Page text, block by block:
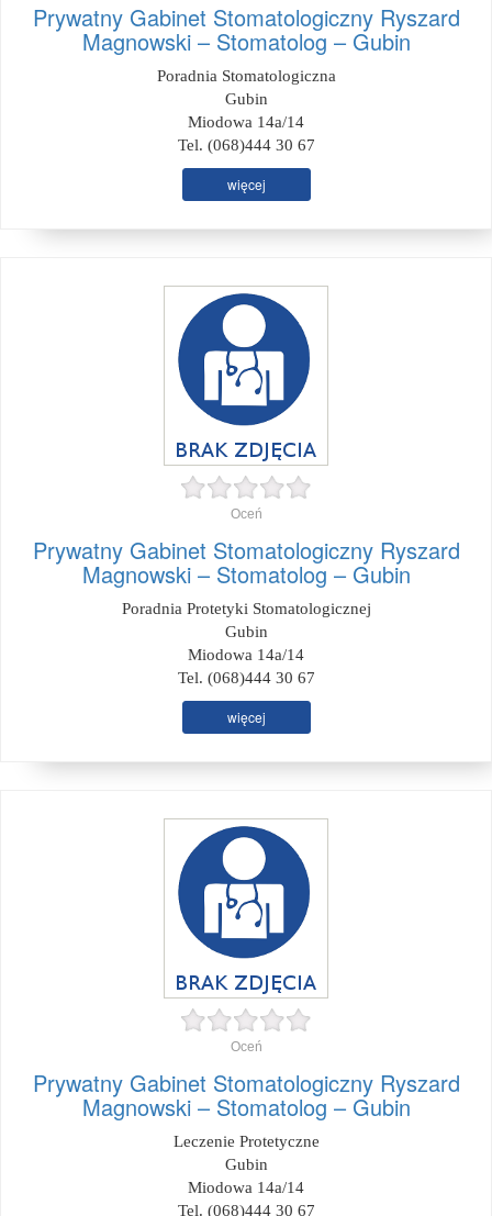
Prywatny Gabinet Stomatologiczny Ryszard
Magnowski – Stomatolog – Gubin
Poradnia Stomatologiczna
Gubin
Miodowa 14a/14
Tel. (068)444 30 67
więcej
Oceń
Prywatny Gabinet Stomatologiczny Ryszard
Magnowski – Stomatolog – Gubin
Poradnia Protetyki Stomatologicznej
Gubin
Miodowa 14a/14
Tel. (068)444 30 67
więcej
Oceń
Prywatny Gabinet Stomatologiczny Ryszard
Magnowski – Stomatolog – Gubin
Leczenie Protetyczne
Gubin
Miodowa 14a/14
Tel. (068)444 30 67